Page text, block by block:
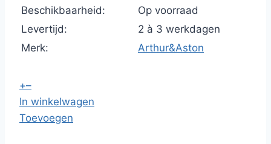
Beschikbaarheid:
Op voorraad
Levertijd:
2 à 3 werkdagen
Merk:
Arthur&Aston
+–
In winkelwagen
Toevoegen